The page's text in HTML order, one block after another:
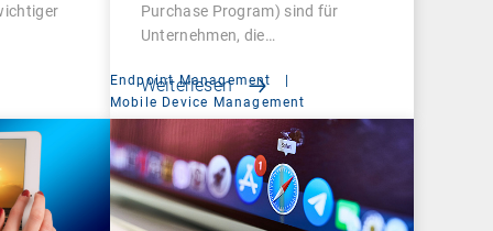
Purchase Program) sind für
Unternehmen, die…
Weiterlesen
Endpoint Management
Mobile Device Management